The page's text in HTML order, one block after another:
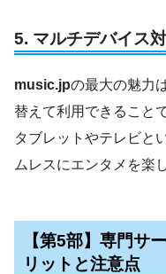
5. マルチデバイス
music.jpの最大の魅力
替えて利用できること
タブレットやテレビと
ムレスにエンタメを楽
【第5部】専門サ
リットと注意点